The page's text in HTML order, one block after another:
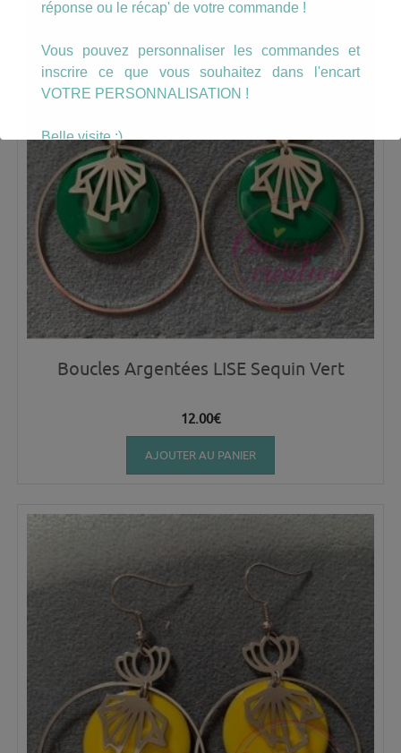
Boucles Argentées LISE Sequin Vert
12.00€
AJOUTER AU PANIER
réponse ou le récap' de votre commande !
Vous pouvez personnaliser les commandes et
inscrire ce que vous souhaitez dans l'encart
VOTRE PERSONNALISATION !
Belle visite :)